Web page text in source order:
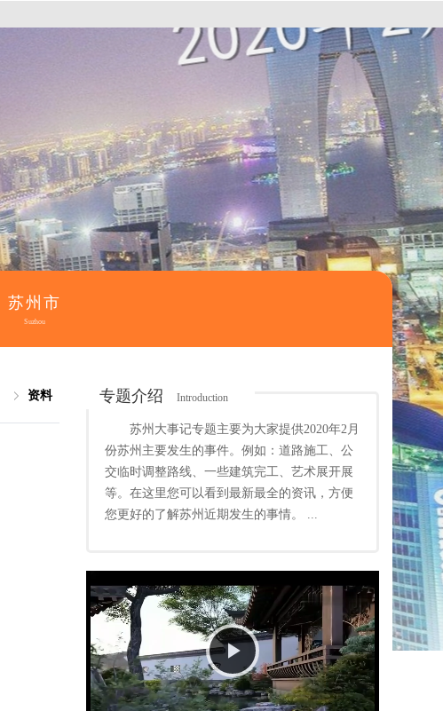
苏州市
Suzhou
资料 专题介绍 Introduction
苏州大事记专题主要为大家提供2020年2月
份苏州主要发生的事件。例如：道路施工、公
交临时调整路线、一些建筑完工、艺术展开展
等。在这里您可以看到最新最全的资讯，方便
您更好的了解苏州近期发生的事情。 ...
Play
Video